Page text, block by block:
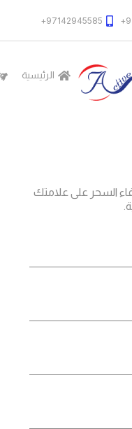
97142945585+
الرئيسية
السحر على علامتك